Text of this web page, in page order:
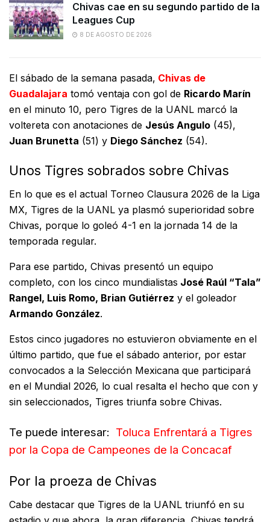
Chivas cae en su segundo partido de la
Leagues Cup
8 DE AGOSTO DE 2026
El sábado de la semana pasada, Chivas de
Guadalajara tomó ventaja con gol de Ricardo Marín
en el minuto 10, pero Tigres de la UANL marcó la
voltereta con anotaciones de Jesús Angulo (45),
Juan Brunetta (51) y Diego Sánchez (54).
Unos Tigres sobrados sobre Chivas
En lo que es el actual Torneo Clausura 2026 de la Liga
MX, Tigres de la UANL ya plasmó superioridad sobre
Chivas, porque lo goleó 4-1 en la jornada 14 de la
temporada regular.
Para ese partido, Chivas presentó un equipo
completo, con los cinco mundialistas José Raúl “Tala”
Rangel, Luis Romo, Brian Gutiérrez y el goleador
Armando González.
Estos cinco jugadores no estuvieron obviamente en el
último partido, que fue el sábado anterior, por estar
convocados a la Selección Mexicana que participará
en el Mundial 2026, lo cual resalta el hecho que con y
sin seleccionados, Tigres triunfa sobre Chivas.
Te puede interesar: Toluca Enfrentará a Tigres
por la Copa de Campeones de la Concacaf
Por la proeza de Chivas
Cabe destacar que Tigres de la UANL triunfó en su